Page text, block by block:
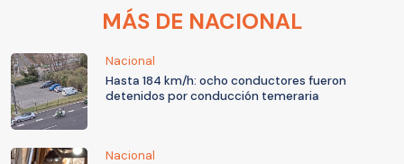
MÁS DE NACIONAL
Nacional
Hasta 184 km/h: ocho conductores fueron
detenidos por conducción temeraria
Nacional